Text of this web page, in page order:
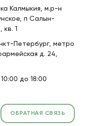
Калмыкия, м.р-н
п Салын-
кв. 1
Петербург, метро
д. 24,
до 18:00
ОБРАТНАЯ СВЯЗЬ